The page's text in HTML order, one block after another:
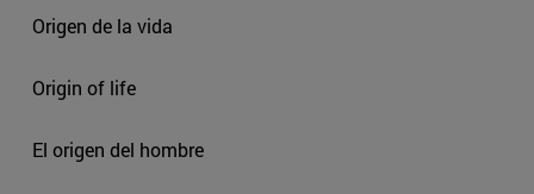
Origen de la vida
Origin of life
El origen del hombre